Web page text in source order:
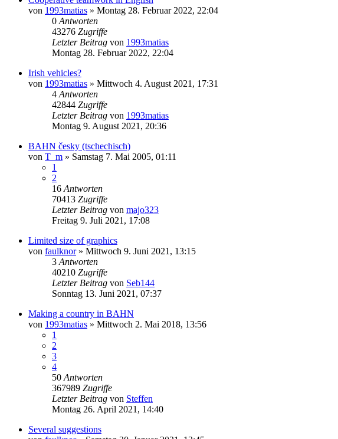
von 1993matias » Montag 28. Februar 2022, 22:04
0 Antworten
43276 Zugriffe
Letzter Beitrag von 1993matias
Montag 28. Februar 2022, 22:04
Irish vehicles?
von 1993matias » Mittwoch 4. August 2021, 17:31
4 Antworten
42844 Zugriffe
Letzter Beitrag von 1993matias
Montag 9. August 2021, 20:36
BAHN česky (tschechisch)
von T_m » Samstag 7. Mai 2005, 01:11
1
2
16 Antworten
70413 Zugriffe
Letzter Beitrag von majo323
Freitag 9. Juli 2021, 17:08
Limited size of graphics
von faulknor» Mittwoch 9. Juni 2021, 13:15
3 Antworten
40210 Zugriffe
Letzter Beitrag von Seb144
Sonntag 13. Juni 2021, 07:37
Making a country in BAHN
von 1993matias » Mittwoch 2. Mai 2018, 13:56
1
2
3
4
50 Antworten
367989 Zugriffe
Letzter Beitrag von Steffen
Montag 26. April 2021, 14:40
Several suggestions